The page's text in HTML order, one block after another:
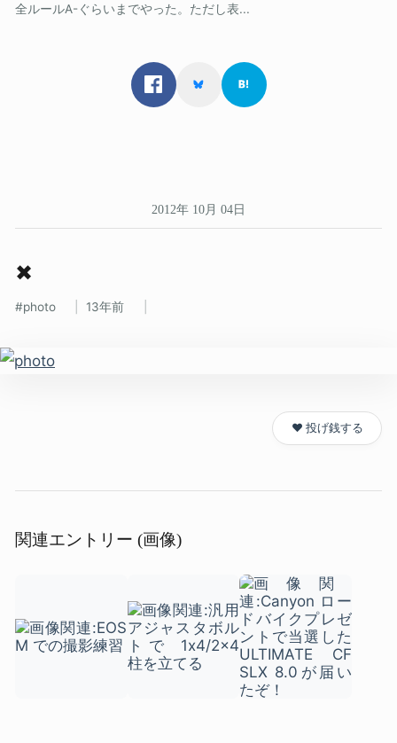
全ルールA-ぐらいまでやった。ただし表...
2012年 10月 04日
✖
photo 13年前
❤️ 投げ銭する
関連エントリー (画像)